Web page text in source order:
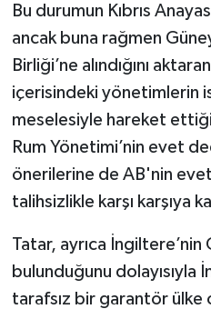
Bu durumun Kıbrıs
ancak buna rağmen Güney
Birliği’ne alındığını
içerisindeki yönetimlerin
meselesiyle hareket
Rum Yönetimi’nin evet
önerilerine de AB'nin
talihsizlikle karşı karşıya
Tatar, ayrıca İngiltere’nin
bulunduğunu dolayısıyla
tarafsız bir garantör ülke